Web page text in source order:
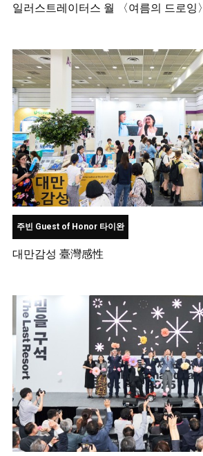
일러스트레이터스 월 〈여름의 드로잉〉
주빈 Guest of Honor 타이완
대만감성 臺灣感性